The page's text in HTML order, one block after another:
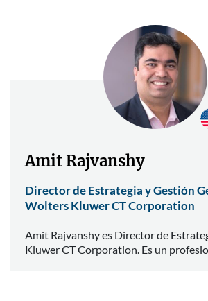
Amit Rajvanshy
Director de Estrategia y Gestión
Wolters Kluwer CT Corporation
Amit Rajvanshy es Director de
Kluwer CT Corporation. Es un